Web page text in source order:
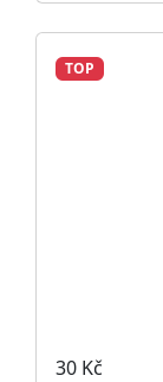
TOP
30 Kč